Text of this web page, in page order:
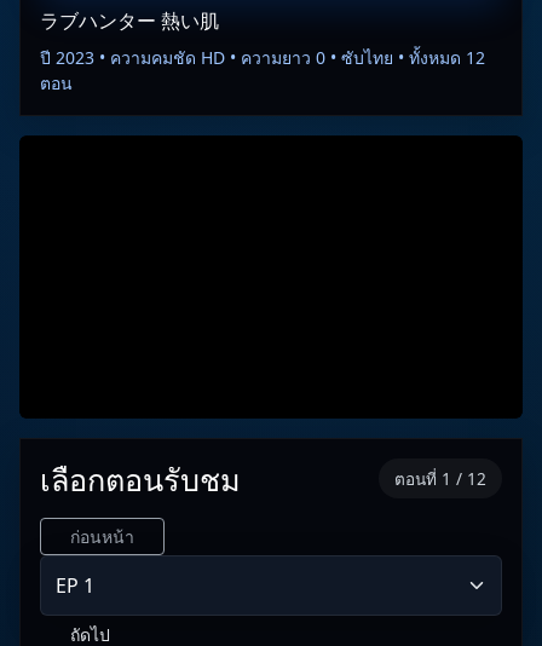
ラブハンター 熱い肌
ปี 2023 • ความคมชัด HD • ความยาว 0 • ซับไทย • ทั้งหมด 12
ตอน
เลือกตอนรับชม ตอนที่ 1 / 12
ก่อนหน้า
ถัดไป